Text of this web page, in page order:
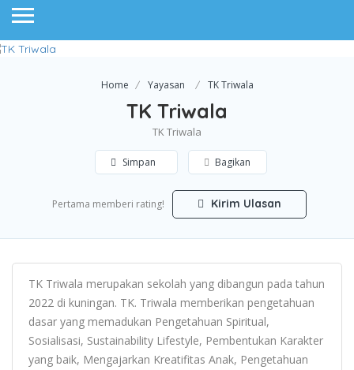
Home Yayasan TK Triwala
TK Triwala
TK Triwala
Simpan Bagikan
Pertama memberi rating! Kirim Ulasan
TK Triwala merupakan sekolah yang dibangun pada tahun
2022 di kuningan. TK. Triwala memberikan pengetahuan
dasar yang memadukan Pengetahuan Spiritual,
Sosialisasi, Sustainability Lifestyle, Pembentukan Karakter
yang baik, Mengajarkan Kreatifitas Anak, Pengetahuan